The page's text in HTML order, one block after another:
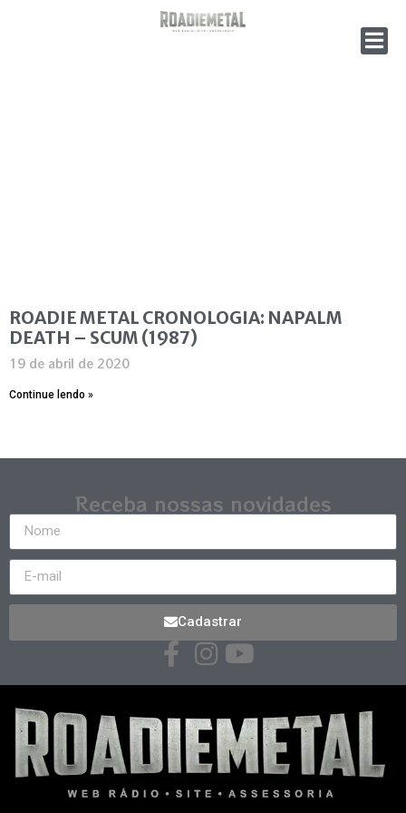
ROADIE METAL CRONOLOGIA: NAPALM
DEATH – SCUM (1987)
19 de abril de 2020
Continue lendo »
Receba nossas novidades
Cadastrar